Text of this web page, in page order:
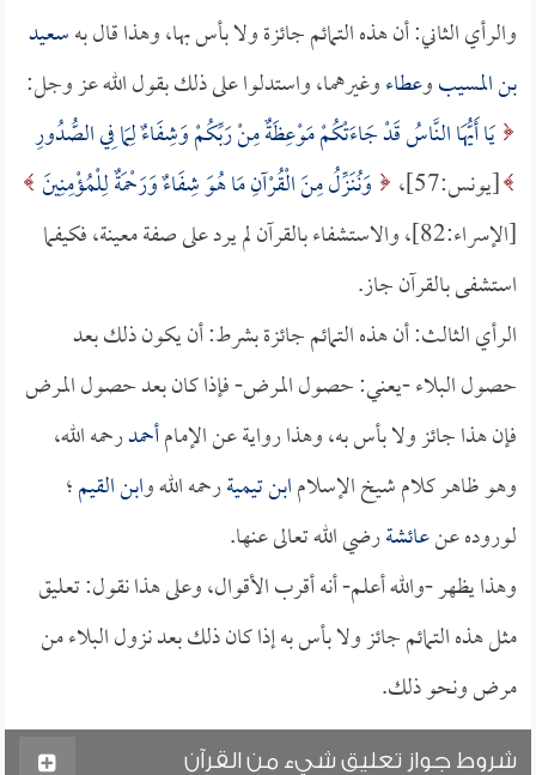
والرأي الثاني: أن هذه التمائم جائزة ولا بأس بها، وهذا قال بهسعيد
بن المسيبوعطاءوغيرهما، واستدلوا على ذلك بقول الله عز وجل:
يَا أَيُّهَا النَّاسُ قَدْ جَاءَتْكُمْ مَوْعِظَةٌ مِنْ رَبِّكُمْ وَشِفَاءٌ لِمَا فِي الصُّدُورِ
[يونس:57]،
وَنُنَزِّلُ مِنَ الْقُرْآنِ مَا هُوَ شِفَاءٌ وَرَحْمَةٌ لِلْمُؤْمِنِينَ
[الإسراء:82]، والاستشفاء بالقرآن لم يرد على صفة معينة، فكيفما
استشفى بالقرآن جاز.
الرأي الثالث: أن هذه التمائم جائزة بشرط: أن يكون ذلك بعد
حصول البلاء -يعني: حصول المرض- فإذا كان بعد حصول المرض
فإن هذا جائز ولا بأس به، وهذا رواية عن الإمامأحمدرحمه الله،
وهو ظاهر كلام شيخ الإسلامابن تيميةرحمه الله وابن القيم؛
لوروده عنعائشةرضي الله تعالى عنها.
وهذا يظهر -والله أعلم- أنه أقرب الأقوال، وعلى هذا نقول: تعليق
مثل هذه التمائم جائز ولا بأس به إذا كان ذلك بعد نزول البلاء من
مرض ونحو ذلك.
شروط جواز تعليق شيء من القرآن